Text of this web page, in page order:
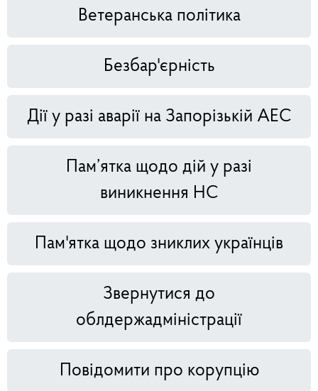
Ветеранська політика
Безбар'єрність
Дії у разі аварії на Запорізькій АЕС
Пам’ятка щодо дій у разі
виникнення НС
Пам'ятка щодо зниклих українців
Звернутися до
облдержадміністрації
Повідомити про корупцію